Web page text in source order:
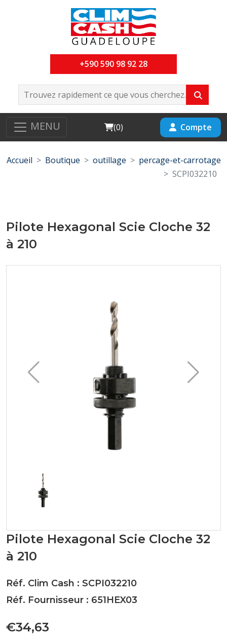
+590 590 98 92 28
MENU Cart
(0) Compte
Accueil Boutique outillage
percage-et-carrotage
SCPI032210
Pilote Hexagonal Scie Cloche 32
à 210
Pilote Hexagonal Scie Cloche 32
à 210
Réf. Clim Cash : SCPI032210
Réf. Fournisseur : 651HEX03
€34,63